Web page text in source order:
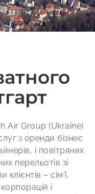
Air Group (Ukraine)
з оренди бізнес
і повітряних
перельотів зі
– сім’ї,
і